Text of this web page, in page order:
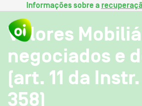
Informações sobre a
Valores
negociados e
(art. 11 da Instr.
358)